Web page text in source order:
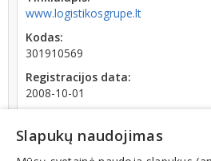
www.logistikosgrupe.lt
Kodas:
301910569
Registracijos data:
2008-10-01
0 € (2021 m.)
Slapukų naudojimas